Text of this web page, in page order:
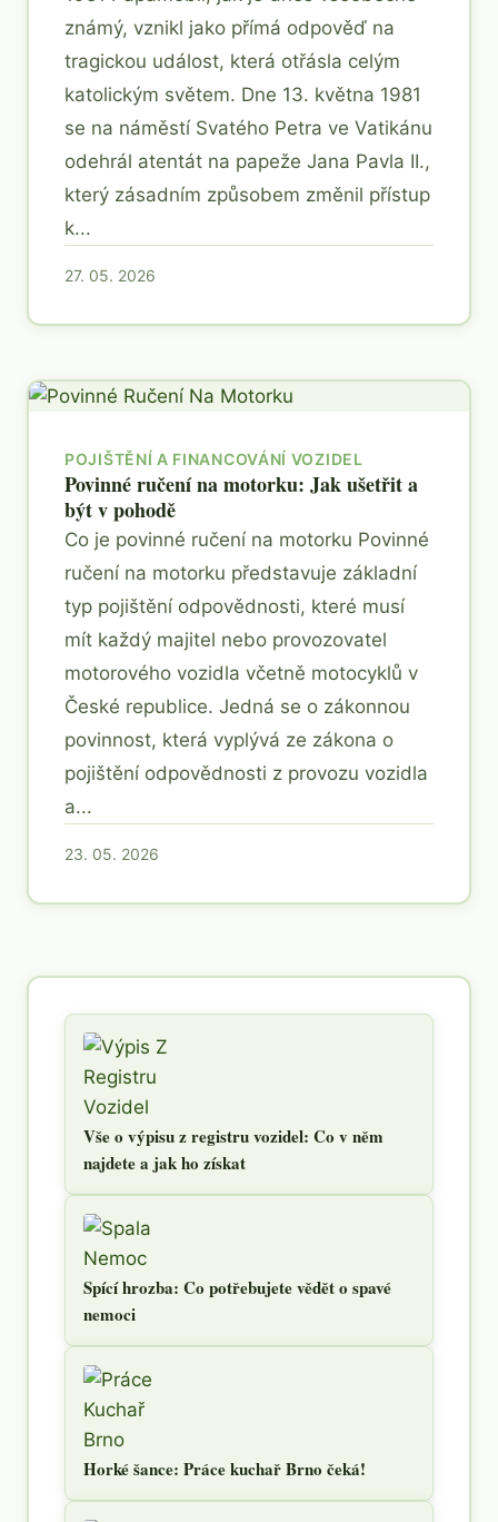
známý, vznikl jako přímá odpověď na
tragickou událost, která otřásla celým
katolickým světem. Dne 13. května 1981
se na náměstí Svatého Petra ve Vatikánu
odehrál atentát na papeže Jana Pavla II.,
který zásadním způsobem změnil přístup
k...
27. 05. 2026
POJIŠTĚNÍ A FINANCOVÁNÍ VOZIDEL
Povinné ručení na motorku: Jak ušetřit a
být v pohodě
Co je povinné ručení na motorku Povinné
ručení na motorku představuje základní
typ pojištění odpovědnosti, které musí
mít každý majitel nebo provozovatel
motorového vozidla včetně motocyklů v
České republice. Jedná se o zákonnou
povinnost, která vyplývá ze zákona o
pojištění odpovědnosti z provozu vozidla
a...
23. 05. 2026
Vše o výpisu z registru vozidel: Co v něm
najdete a jak ho získat
Spící hrozba: Co potřebujete vědět o spavé
nemoci
Horké šance: Práce kuchař Brno čeká!